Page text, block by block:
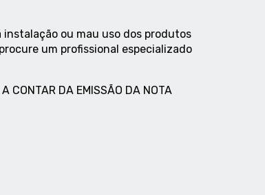
instalação ou mau uso dos produtos
um profissional especializado
DA EMISSÃO DA NOTA